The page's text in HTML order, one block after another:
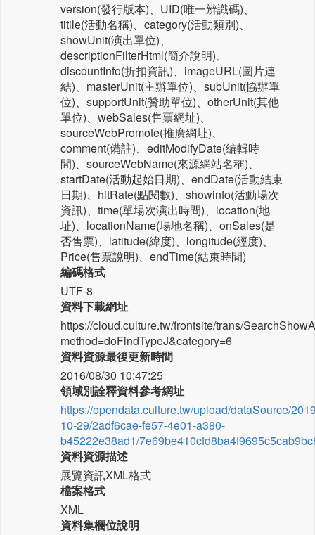
version(發行版本)、UID(唯一辨識碼)、
titile(活動名稱)、category(活動類別)、
showUnit(演出單位)、
descriptionFilterHtml(簡介說明)、
discountInfo(折扣資訊)、imageURL(圖片連
結)、masterUnit(主辦單位)、subUnit(協辦單
位)、supportUnit(贊助單位)、otherUnit(其他
單位)、webSales(售票網址)、
sourceWebPromote(推廣網址)、
comment(備註)、editModifyDate(編輯時
間)、sourceWebName(來源網站名稱)、
startDate(活動起始日期)、endDate(活動結束
日期)、hitRate(點閱數)、showinfo(活動場次
資訊)、time(單場次演出時間)、location(地
址)、locationName(場地名稱)、onSales(是
否售票)、latitude(緯度)、longitude(經度)、
Price(售票說明)、endTime(結束時間)
編碼格式
UTF-8
資料下載網址
https://cloud.culture.tw/frontsite/trans/
method=doFindTypeJ&category=6
資料資源最後更新時間
2016/08/30 10:47:25
領域別詮釋資料參考網址
https://opendata.culture.tw/upload/dataSource/
10-29/2adf6cae-fe57-4e01-a380-
b45222e38ad1/
資料資源描述
展覽資訊XML格式
檔案格式
XML
資料集欄位說明